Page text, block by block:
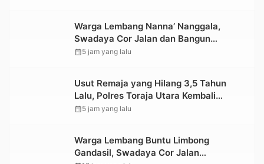
Warga Lembang Nanna’ Nanggala,
Swadaya Cor Jalan dan Bangun
Jembatan
calendar_month5 jam yang lalu
Usut Remaja yang Hilang 3,5 Tahun
Lalu, Polres Toraja Utara Kembali
Datangi TKP
calendar_month5 jam yang lalu
Warga Lembang Buntu Limbong
Gandasil, Swadaya Cor Jalan